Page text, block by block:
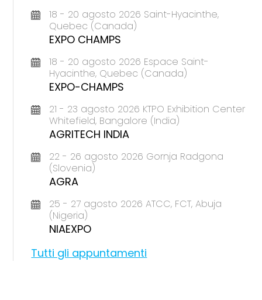
18 - 20 agosto 2026 Saint-Hyacinthe,
Quebec (Canada)
EXPO CHAMPS
18 - 20 agosto 2026 Espace Saint-
Hyacinthe, Quebec (Canada)
EXPO-CHAMPS
21 - 23 agosto 2026 KTPO Exhibition Center
Whitefield, Bangalore (India)
AGRITECH INDIA
22 - 26 agosto 2026 Gornja Radgona
(Slovenia)
AGRA
25 - 27 agosto 2026 ATCC, FCT, Abuja
(Nigeria)
NIAEXPO
Tutti gli appuntamenti